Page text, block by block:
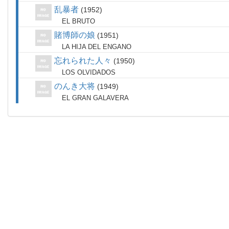
乱暴者 1952
EL BRUTO
賭博師の娘 1951
LA HIJA DEL ENGANO
忘れられた人々 1950
LOS OLVIDADOS
のんき大将 1949
EL GRAN GALAVERA